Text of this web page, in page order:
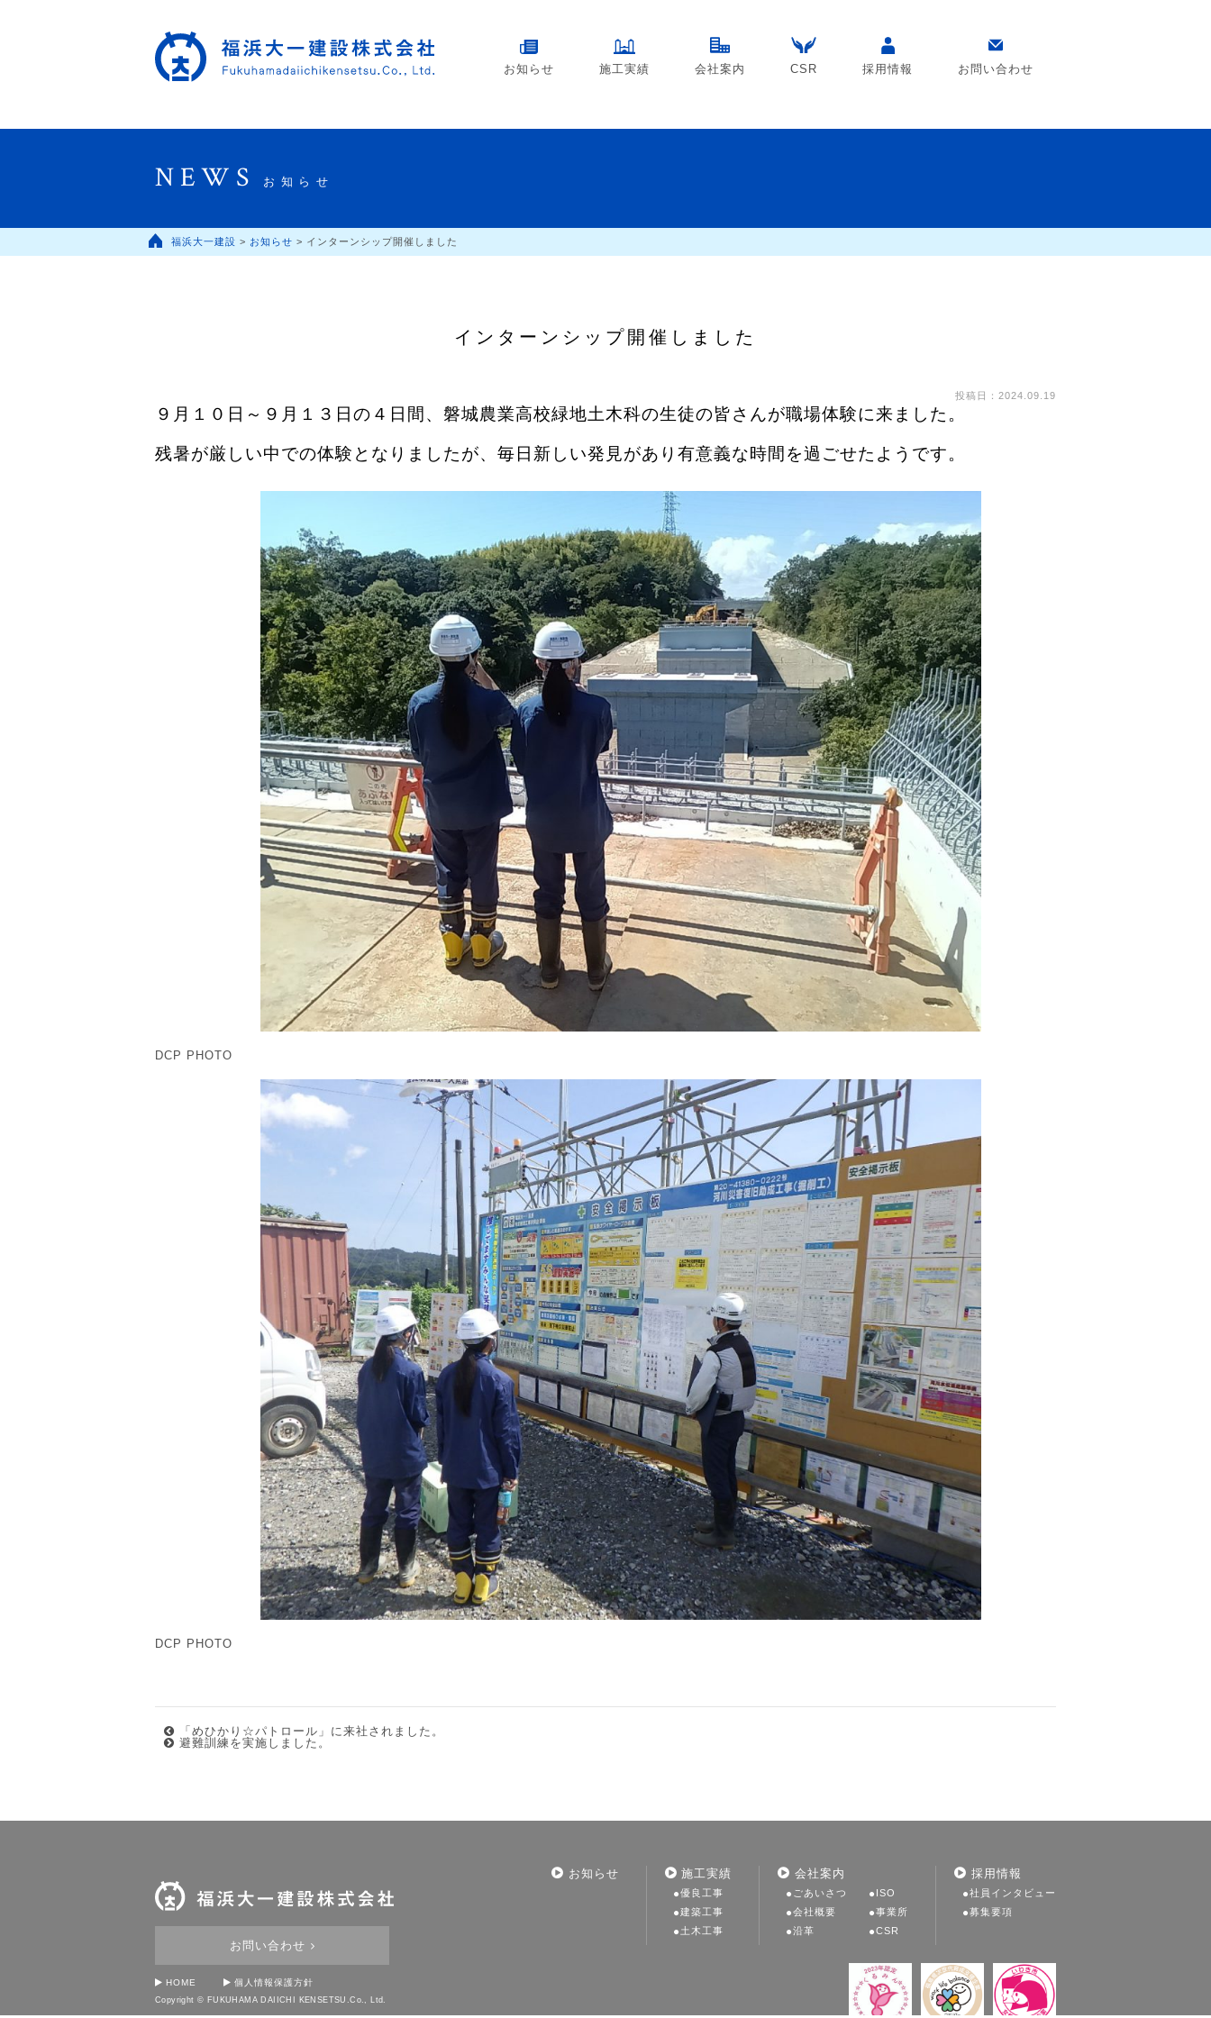
お知らせ 施工実績 会社案内 CSR 採用情報 お問い合わせ
NEWS お知らせ
福浜大一建設 > お知らせ > インターンシップ開催しました
インターンシップ開催しました
投稿日：2024.09.19
９ 月 １０ 日～ ９ 月 １３ 日の ４ 日間、磐城農業高校緑地土木科の生徒の皆さんが職場体験に来ました。
残暑が厳しい中での体験となりましたが、毎日新しい発見があり有意義な時間を過ごせたようです。
DCP PHOTO
DCP PHOTO
「めひかり☆パトロール」に来社されました。
避難訓練を実施しました。
お問い合わせ
HOME 個人情報保護方針
Copyright © FUKUHAMA DAIICHI KENSETSU.Co., Ltd.
お知らせ 施工実績
優良工事
建築工事
土木工事
会社案内
ごあいさつ
会社概要
沿革
ISO
事業所
CSR
採用情報
社員インタビュー
募集要項